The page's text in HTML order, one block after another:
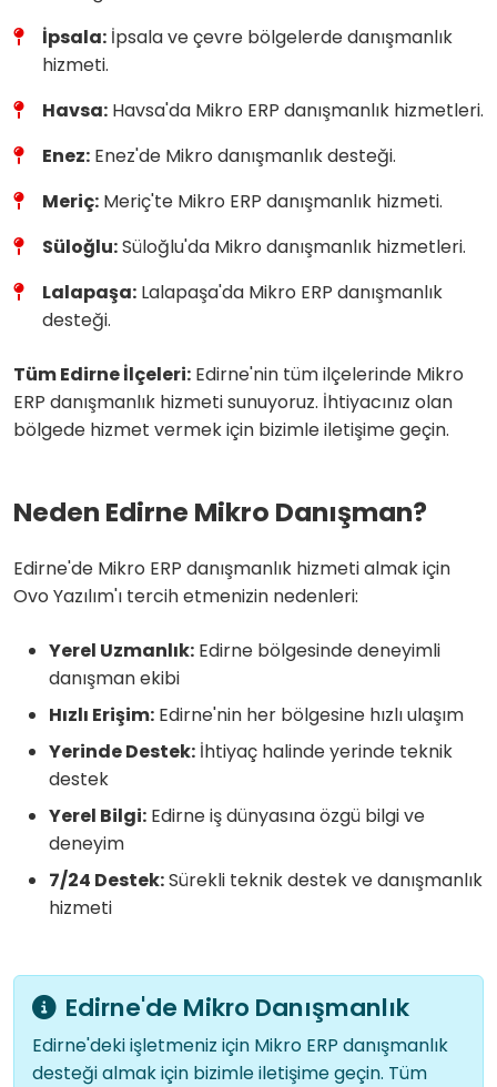
İpsala: İpsala ve çevre bölgelerde danışmanlık
hizmeti.
Havsa: Havsa'da Mikro ERP danışmanlık hizmetleri.
Enez: Enez'de Mikro danışmanlık desteği.
Meriç: Meriç'te Mikro ERP danışmanlık hizmeti.
Süloğlu:Süloğlu'da Mikro danışmanlık hizmetleri.
Lalapaşa: Lalapaşa'da Mikro ERP danışmanlık
desteği.
Tüm Edirne İlçeleri: Edirne'nin tüm ilçelerinde Mikro
ERP danışmanlık hizmeti sunuyoruz. İhtiyacınız olan
bölgede hizmet vermek için bizimle iletişime geçin.
Neden Edirne Mikro Danışman?
Edirne'de Mikro ERP danışmanlık hizmeti almak için
Ovo Yazılım'ı tercih etmenizin nedenleri:
Yerel Uzmanlık: Edirne bölgesinde deneyimli
danışman ekibi
Hızlı Erişim: Edirne'nin her bölgesine hızlı ulaşım
Yerinde Destek: İhtiyaç halinde yerinde teknik
destek
Yerel Bilgi: Edirne iş dünyasına özgü bilgi ve
deneyim
7/24 Destek:Sürekli teknik destek ve danışmanlık
hizmeti
Edirne'de Mikro Danışmanlık
Edirne'deki işletmeniz için Mikro ERP danışmanlık
desteği almak için bizimle iletişime geçin. Tüm